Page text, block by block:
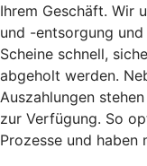
Ihrem Geschäft. Wir
und -entsorgung
Scheine schnell,
abgeholt werden.
Auszahlungen
zur Verfügung. So
Prozesse und haben